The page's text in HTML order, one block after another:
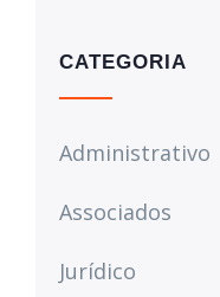
CATEGORIA
Administrativo
Associados
Jurídico